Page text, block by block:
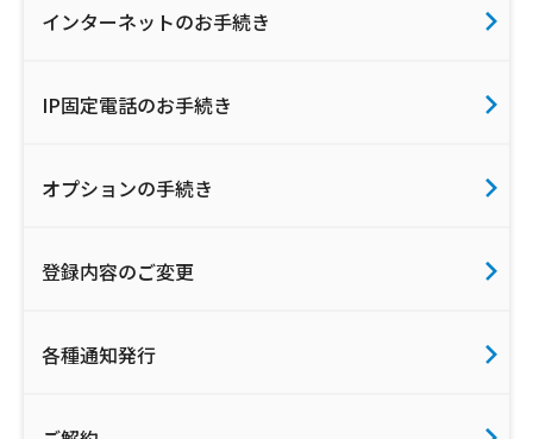
インターネットのお手続き
IP固定電話のお手続き
オプションの手続き
登録内容のご変更
各種通知発行